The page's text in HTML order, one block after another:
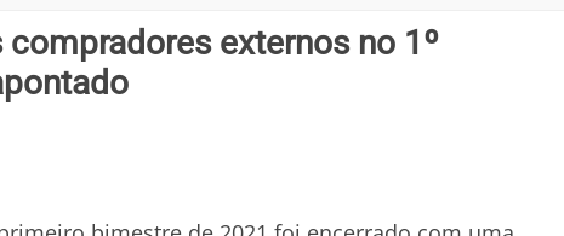
externos no 1º